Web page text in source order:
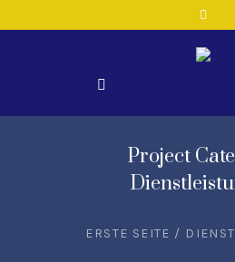
Project
ERSTE SEITE /